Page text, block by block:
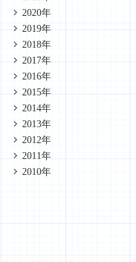
2020年
2019年
2018年
2017年
2016年
2015年
2014年
2013年
2012年
2011年
2010年